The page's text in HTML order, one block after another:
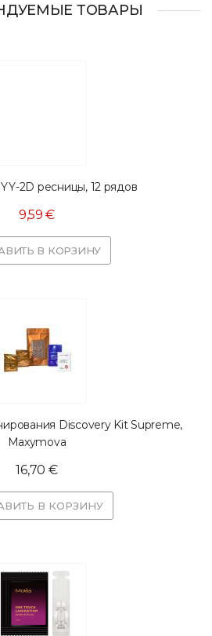
ТОВАРЫ
YY-2D ресницы, 12 рядов
9,59 €
В КОРЗИНУ
Discovery Kit Supreme,
Maxymova
16,70 €
В КОРЗИНУ